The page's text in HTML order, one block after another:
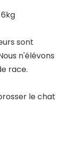
sont
n'élévons
race.
le chat